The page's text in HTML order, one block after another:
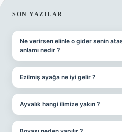
SIDEBAR
SON YAZILAR
Ne verirsen elinle o gider senin
anlamı nedir ?
Ezilmiş ayağa ne iyi gelir ?
Ayvalık hangi ilimize yakın ?